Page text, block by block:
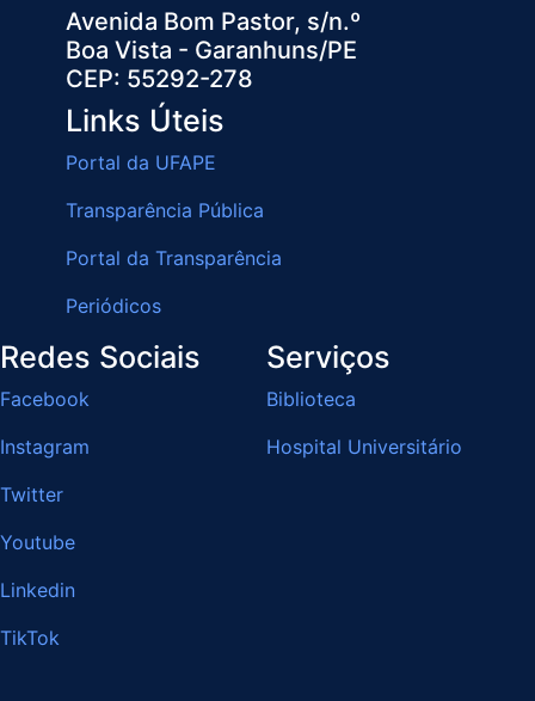
Avenida Bom Pastor, s/n.º
Boa Vista - Garanhuns/PE
CEP: 55292-278
Links Úteis
Portal da UFAPE
Transparência Pública
Portal da Transparência
Periódicos
Redes Sociais
Facebook
Instagram
Twitter
Youtube
Linkedin
TikTok
Serviços
Biblioteca
Hospital Universitário